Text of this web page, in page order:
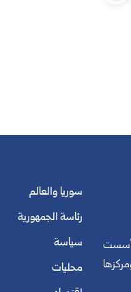
تأسست
ومركزها
سوريا والعالم
رئاسة الجمهورية
سياسة
محليات